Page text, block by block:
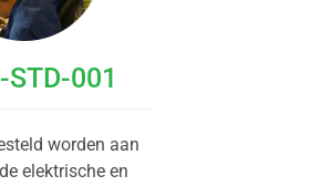
STD-001
worden aan
elektrische en